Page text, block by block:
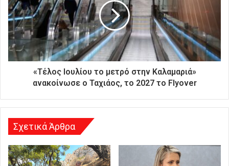
α
ς
δ
ε
σ
«Τέλος Ιουλίου το μετρό στην Καλαμαριά»
ανακοίνωσε ο Ταχιάος, το 2027 το Flyover
Σχετικά Άρθρα